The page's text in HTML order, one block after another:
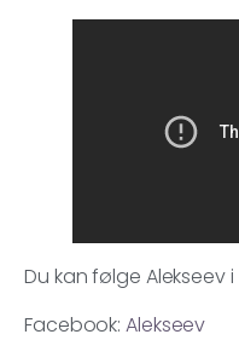
Du kan følge Alekseev
Facebook:Alekseev